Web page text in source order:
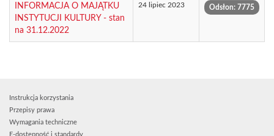
INFORMACJA O MAJĄTKU
INSTYTUCJI KULTURY - stan
na 31.12.2022
24 lipiec 2023 Odsłon: 7775
Instrukcja korzystania
Przepisy prawa
Wymagania techniczne
E-dostępność i standardy